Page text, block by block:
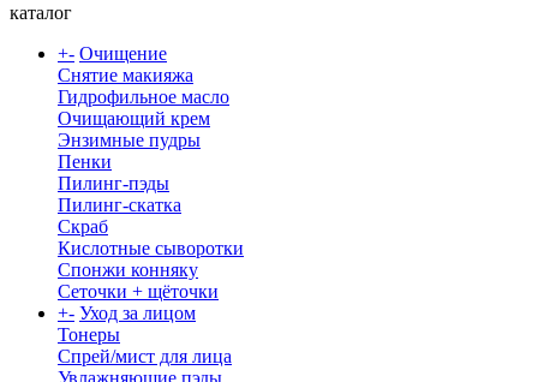
каталог
+- Очищение
Снятие макияжа
Гидрофильное масло
Очищающий крем
Энзимные пудры
Пенки
Пилинг-пэды
Пилинг-скатка
Скраб
Кислотные сыворотки
Спонжи конняку
Сеточки + щёточки
+- Уход за лицом
Тонеры
Спрей/мист для лица
Увлажняющие пэды